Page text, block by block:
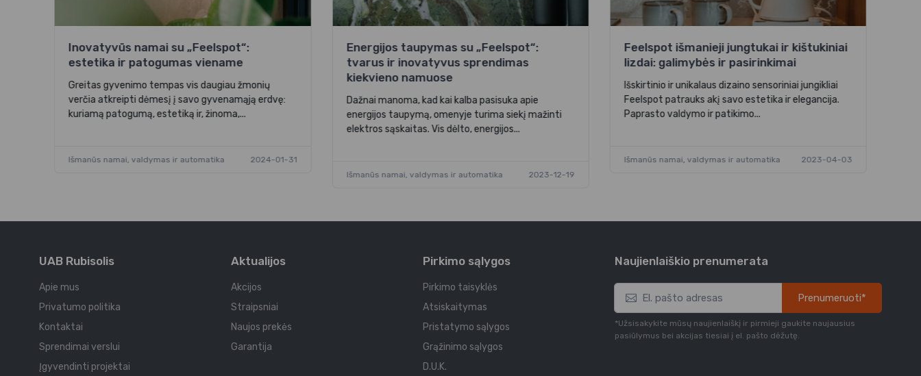
Inovatyvūs namai su „Feelspot“:
estetika ir patogumas viename
Greitas gyvenimo tempas vis daugiau žmonių
verčia atkreipti dėmesį į savo gyvenamąją erdvę:
kuriamą patogumą, estetiką ir, žinoma,...
Išmanūs namai, valdymas ir automatika 2024-01-31
Energijos taupymas su „Feelspot“:
tvarus ir inovatyvus sprendimas
kiekvieno namuose
Dažnai manoma, kad kai kalba pasisuka apie
energijos taupymą, omenyje turima siekį mažinti
elektros sąskaitas. Vis dėlto, energijos...
Išmanūs namai, valdymas ir automatika 2023-12-19
Feelspot išmanieji jungtukai ir kištukiniai
lizdai: galimybės ir pasirinkimai
Išskirtinio ir unikalaus dizaino sensoriniai jungikliai
Feelspot patrauks akį savo estetika ir elegancija.
Paprasto valdymo ir patikimo...
Išmanūs namai, valdymas ir automatika 2023-04-03
UAB Rubisolis
Apie mus
Privatumo politika
Kontaktai
Sprendimai verslui
Įgyvendinti projektai
Aktualijos
Akcijos
Straipsniai
Naujos prekės
Garantija
Pirkimo sąlygos
Pirkimo taisyklės
Atsiskaitymas
Pristatymo sąlygos
Grąžinimo sąlygos
D.U.K.
Naujienlaiškio prenumerata
Prenumeruoti*
*Užsisakykite mūsų naujienlaiškį ir pirmieji gaukite naujausius
pasiūlymus bei akcijas tiesiai į el. pašto dėžutę.